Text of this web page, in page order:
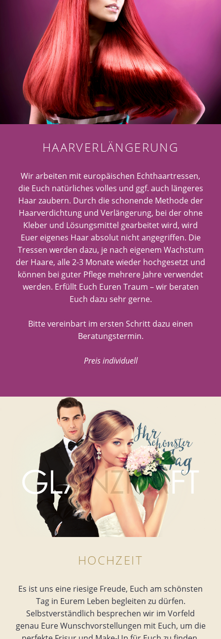
HAARVERLÄNGERUNG
Wir arbeiten mit europäischen Echthaartressen,
die Euch natürliches volles und ggf. auch längeres
Haar zaubern. Durch die schonende Methode der
Haarverdichtung und Verlängerung, bei der ohne
Kleber und Lösungsmittel gearbeitet wird, wird
Euer eigenes Haar absolut nicht angegriffen. Die
Tressen werden dazu, je nach eigenem Wachstum
der Haare, alle 2-3 Monate wieder hochgesetzt und
können bei guter Pflege mehrere Jahre verwendet
werden. Erfüllt Euch Euren Traum – wir beraten
Euch dazu sehr gerne.
Bitte vereinbart im ersten Schritt dazu einen
Beratungstermin.
Preis individuell
HOCHZEIT
Es ist uns eine riesige Freude, Euch am schönsten
Tag in Eurem Leben begleiten zu dürfen.
Selbstverständlich besprechen wir im Vorfeld
genau Eure Wunschvorstellungen mit Euch, um die